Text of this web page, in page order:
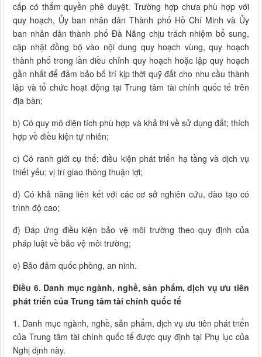
cấp có thẩm quyền phê duyệt. Trường hợp chưa phù hợp với
quy hoạch, Ủy ban nhân dân Thành phố Hồ Chí Minh và Ủy
ban nhân dân thành phố Đà Nẵng chịu trách nhiệm bổ sung,
cập nhật đồng bộ vào nội dung quy hoạch vùng, quy hoạch
thành phố trong lần điều chỉnh quy hoạch hoặc lập quy hoạch
gần nhất để đảm bảo bố trí kịp thời quỹ đất cho nhu cầu thành
lập và tổ chức hoạt động tại Trung tâm tài chính quốc tế trên
địa bàn;
b) Có quy mô diện tích phù hợp và khả thi về sử dụng đất; thích
hợp về điều kiện tự nhiên;
c) Có ranh giới cụ thể; điều kiện phát triển hạ tầng và dịch vụ
thiết yếu; vị trí giao thông thuận lợi;
d) Có khả năng liên kết với các cơ sở nghiên cứu, đào tạo có
trình độ cao;
đ) Đáp ứng điều kiện bảo vệ môi trường theo quy định của
pháp luật về bảo vệ môi trường;
e) Bảo đảm quốc phòng, an ninh.
Điều 6. Danh mục ngành, nghề, sản phẩm, dịch vụ ưu tiên
phát triển của Trung tâm tài chính quốc tế
1. Danh mục ngành, nghề, sản phẩm, dịch vụ ưu tiên phát triển
của Trung tâm tài chính quốc tế được quy định tại Phụ lục của
Nghị định này.